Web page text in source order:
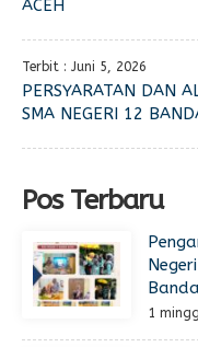
ACEH
Terbit : Juni 5, 2026
PERSYARATAN DAN
SMA NEGERI 12
Pos Terbaru
1